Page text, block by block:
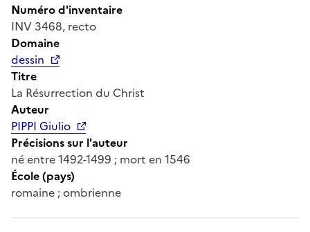
Numéro d'inventaire
INV 3468, recto
Domaine
dessin
Titre
La Résurrection du Christ
Auteur
PIPPI Giulio
Précisions sur l'auteur
né entre 1492-1499 ; mort en 1546
École (pays)
romaine ; ombrienne